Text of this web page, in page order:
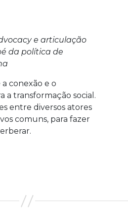
e articulação
da política de
a conexão e o
a transformação social.
entre diversos atores
comuns, para fazer